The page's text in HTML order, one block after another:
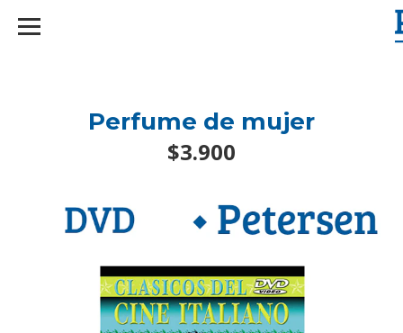
Perfume de mujer
$3.900